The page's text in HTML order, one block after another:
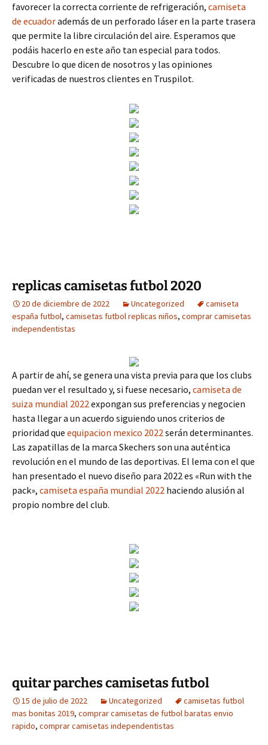
favorecer la correcta corriente de refrigeración, camiseta
de ecuadorademás de un perforado láser en la parte trasera
que permite la libre circulación del aire. Esperamos que
podáis hacerlo en este año tan especial para todos.
Descubre lo que dicen de nosotros y las opiniones
verificadas de nuestros clientes en Truspilot.
replicas camisetas futbol 2020
20 de diciembre de 2022 Uncategorized
camiseta
españa futbol, camisetas futbol replicas niños, comprar camisetas
independentistas
A partir de ahí, se genera una vista previa para que los clubs
puedan ver el resultado y, si fuese necesario, camiseta de
suiza mundial 2022expongan sus preferencias y negocien
hasta llegar a un acuerdo siguiendo unos criterios de
prioridad que equipacion mexico 2022serán determinantes.
Las zapatillas de la marca Skechers son una auténtica
revolución en el mundo de las deportivas. El lema con el que
han presentado el nuevo diseño para 2022 es «Run with the
pack», camiseta españa mundial 2022 haciendo alusión al
propio nombre del club.
quitar parches camisetas futbol
15 de julio de 2022 Uncategorized
camisetas futbol
mas bonitas 2019, comprar camisetas de futbol baratas envio
rapido, comprar camisetas independentistas